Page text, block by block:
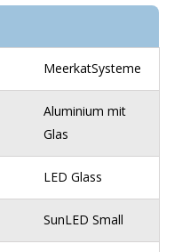
MeerkatSysteme
Aluminium mit
Glas
LED Glass
SunLED Small